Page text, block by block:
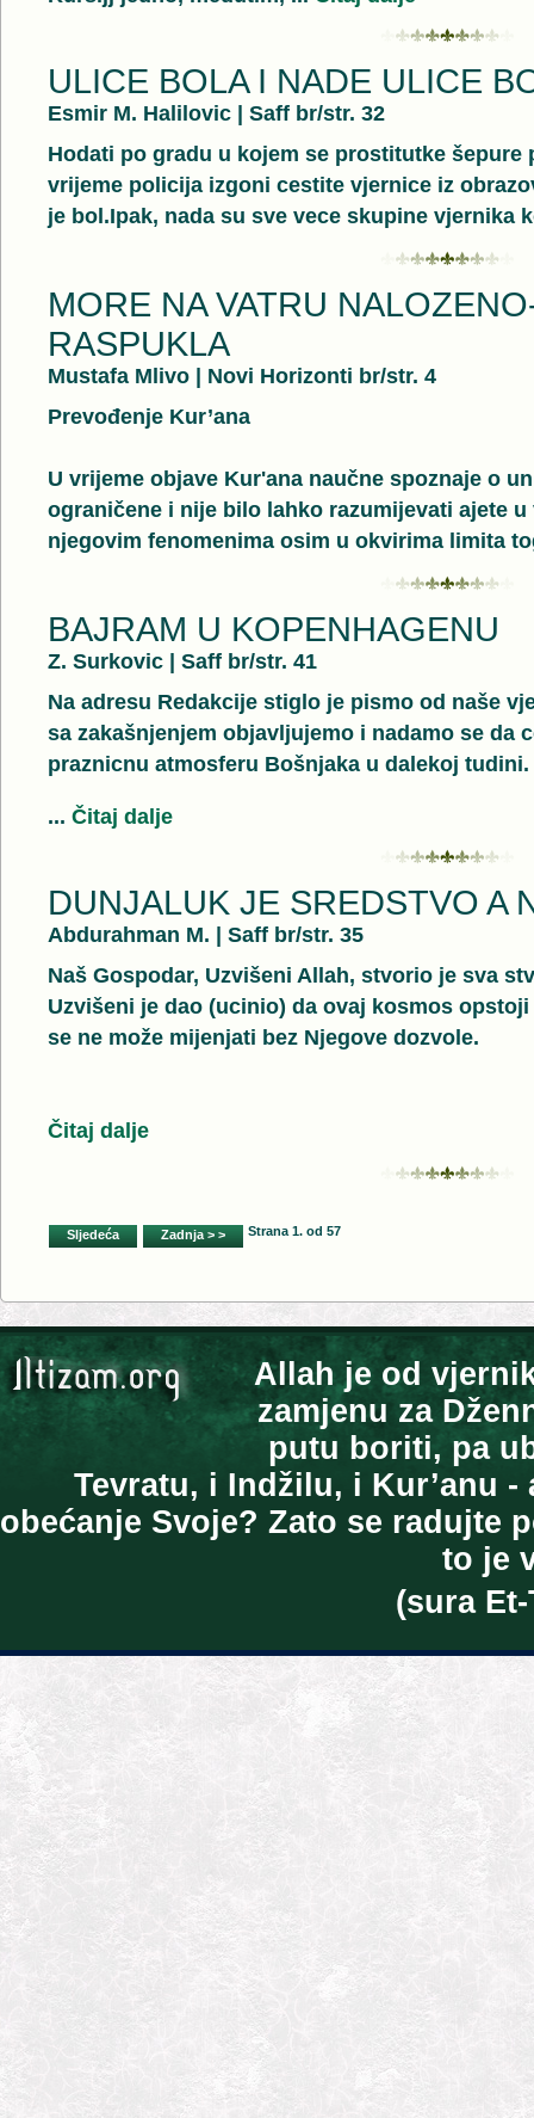
ULICE BOLA I NADE ULICE
Esmir M. Halilovic
Saff br/str. 32
Hodati po gradu u kojem se prostitutke šepure
vrijeme policija izgoni cestite vjernice iz
je bol.Ipak, nada su sve vece skupine vjernika
MORE NA VATRU
RASPUKLA
Mustafa Mlivo
Novi Horizonti br/str. 4
Prevođenje Kur’ana
U vrijeme objave Kur'ana naučne spoznaje o
ograničene i nije bilo lahko razumijevati ajete u
njegovim fenomenima osim u okvirima limita
BAJRAM U KOPENHAGENU
Z. Surkovic
Saff br/str. 41
Na adresu Redakcije stiglo je pismo od naše
sa zakašnjenjem objavljujemo i nadamo se da
praznicnu atmosferu Bošnjaka u dalekoj tudini.
... Čitaj dalje
DUNJALUK JE SREDSTVO A
Abdurahman M.
Saff br/str. 35
Naš Gospodar, Uzvišeni Allah, stvorio je sva
Uzvišeni je dao (ucinio) da ovaj kosmos
se ne može mijenjati bez Njegove dozvole.
Čitaj dalje
Strana 1. od 57
Sljedeća Zadnja > >
Allah je od
zamjenu za
putu boriti, pa
Tevratu, i Indžilu, i Kur’anu
obećanje Svoje? Zato se radujte
to je
(sura Et-